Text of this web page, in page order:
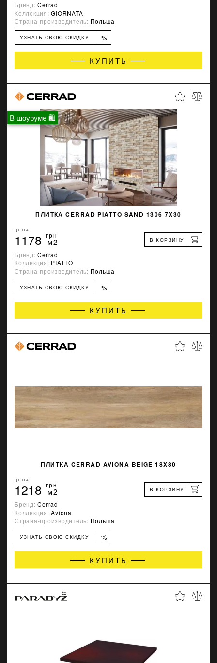
Бренд:Cerrad
Коллекция:GIORNATA
Страна-производитель: Польша
УЗНАТЬ СВОЮ СКИДКУ %
КУПИТЬ
В шоуруме 🛍
ПЛИТКА CERRAD PIATTO SAND 1306 7X30
ЦЕНА
1178 грн
м2 В КОРЗИНУ
Бренд:Cerrad
Коллекция: PIATTO
Страна-производитель: Польша
УЗНАТЬ СВОЮ СКИДКУ %
КУПИТЬ
ПЛИТКА CERRAD AVIONA BEIGE 18X80
ЦЕНА
1218 грн
м2 В КОРЗИНУ
Бренд:Cerrad
Коллекция:Aviona
Страна-производитель: Польша
УЗНАТЬ СВОЮ СКИДКУ %
КУПИТЬ